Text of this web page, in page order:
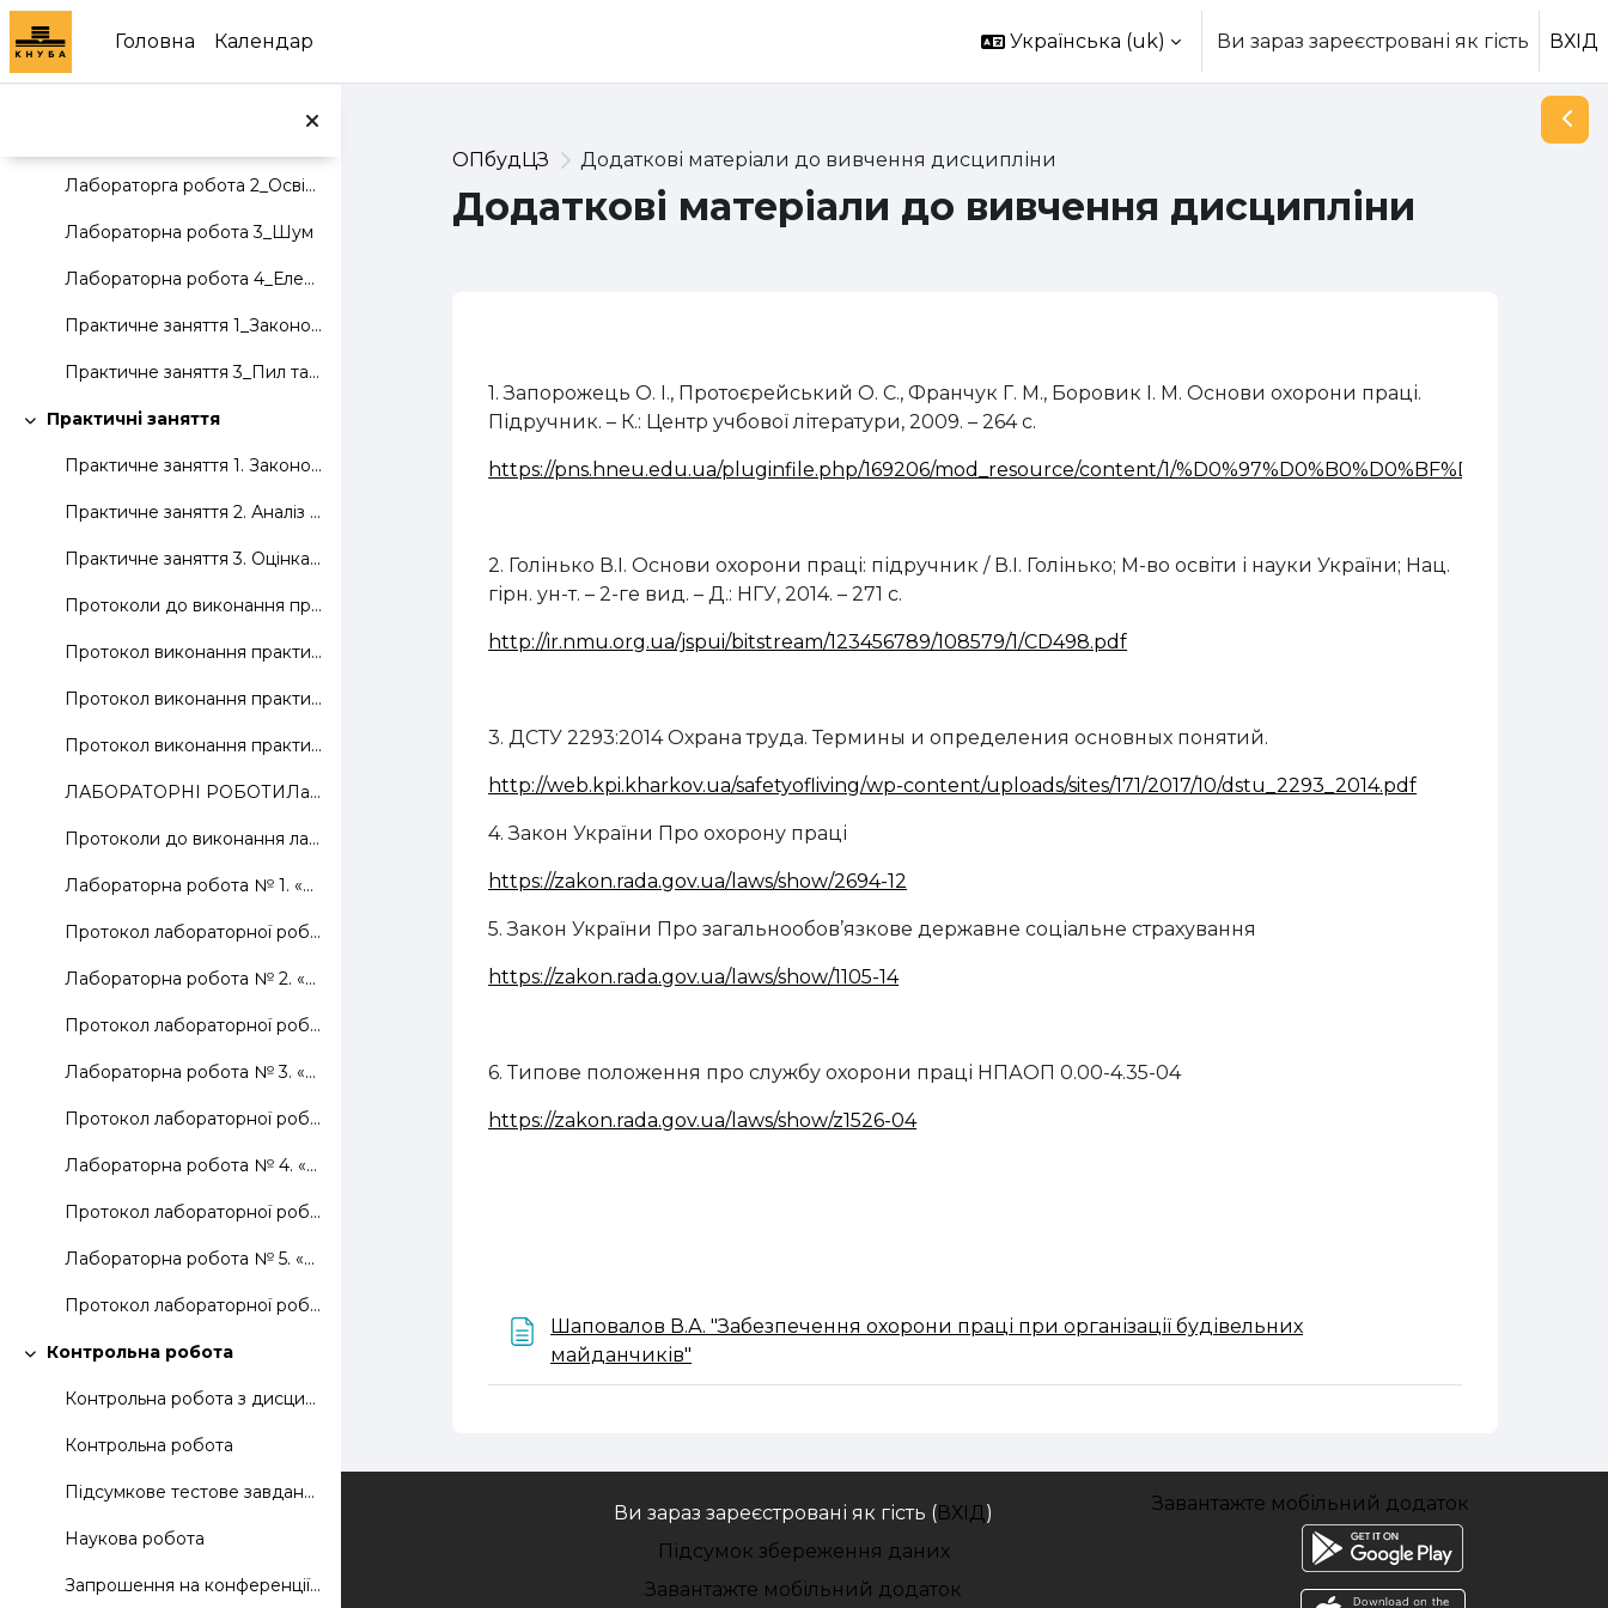
Перейти до головного вмісту
Головна
Календар Українська ‎(uk)‎ Ви зараз зареєстровані як гість ВХІД
Лекція 8_ОП в будівництві
Лабораторга робота 2_Освітлення
Лабораторна робота 3_Шум
Лабораторна робота 4_Електробезпека
Практичне заняття 1_Законодавство з ОП
Практичне заняття 3_Пил та хімічні речовини
Згорнути
Практичні заняття
Практичне заняття 1. Законодавство з ОП.
Практичне заняття 2. Аналіз рівня виробничого травматизму на підприємстві.
Практичне заняття 3. Оцінка впливу хімічних речовин та пилу на організм працівників.
Протоколи до виконання практичних занять.
Протокол виконання практичного заняття № 1.
Протокол виконання практичного заняття № 2.
Протокол виконання практичного заняття № 3.
ЛАБОРАТОРНІ РОБОТИЛабораторні роботи виконуються з...
Протоколи до виконання лабораторних робіт.
Лабораторна робота № 1. «Дослідження та оцінка впливу параметрів мікроклімату на організм працівників»
Протокол лабораторної роботи № 1
Лабораторна робота № 2. «Дослідження та оцінка виробничого освітлення»
Протокол лабораторної роботи № 2.
Лабораторна робота № 3. «Дослідження та оцінка шуму та вібрації на виробництві»
Протокол лабораторної роботи № 3.
Лабораторна робота № 4. «Дослідження та оцінка стану електробезпеки на робочих місцях»
Протокол лабораторної роботи № 4.
Лабораторна робота № 5. «Надання першої долікарської допомоги постраждалим в умовах виробництва»
Протокол лабораторної роботи № 5.
Згорнути
Контрольна робота
Контрольна робота з дисципліни
Контрольна робота
Підсумкове тестове завдання
Наукова робота
Запрошення на конференції та вимоги до тез доповідей
ОПбудЦЗ Додаткові матеріали до вивчення дисципліни
Додаткові матеріали до вивчення дисципліни
1. Запорожець О. І., Протоєрейський О. С., Франчук Г. М., Боровик І. М. Основи охорони праці.
Підручник. – К.: Центр учбової літератури, 2009. – 264 с.
https://pns.hneu.edu.ua/pluginfile.php/169206/mod_resource/content/1/
2. Голінько В.І. Основи охорони праці: підручник / В.І. Голінько; М-во освіти і науки України; Нац.
гірн. ун-т. – 2-ге вид. – Д.: НГУ, 2014. – 271 с.
http://ir.nmu.org.ua/jspui/bitstream/123456789/108579/1/CD498.pdf
3. ДСТУ 2293:2014 Охрана труда. Термины и определения основных понятий.
http://web.kpi.kharkov.ua/safetyofliving/wp-content/uploads/sites/171/2017/10/dstu_2293_2014.pdf
4. Закон України Про охорону праці
https://zakon.rada.gov.ua/laws/show/2694-12
5. Закон України Про загальнообов’язкове державне соціальне страхування
https://zakon.rada.gov.ua/laws/show/1105-14
6. Типове положення про службу охорони праці НПАОП 0.00-4.35-04
https://zakon.rada.gov.ua/laws/show/z1526-04
Шаповалов В.А. "Забезпечення охорони праці при організації будівельних
майданчиків"
Ви зараз зареєстровані як гість (ВХІД)
Підсумок збереження даних
Завантажте мобільний додаток
Завантажте мобільний додаток